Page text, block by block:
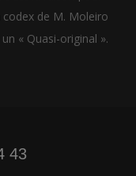
de M. Moleiro
« Quasi-original ».
43